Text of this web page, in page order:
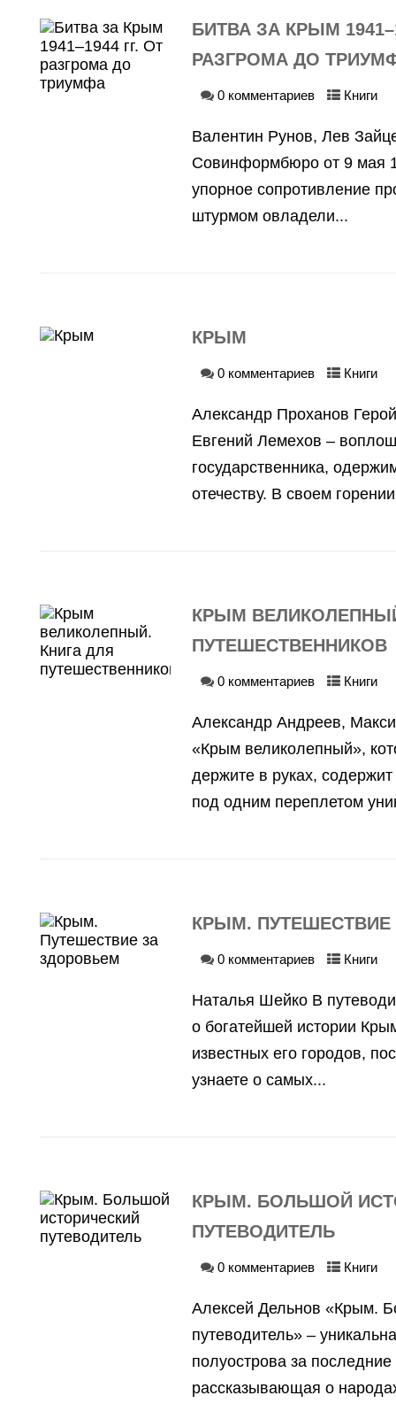
БИТВА ЗА КРЫМ
РАЗГРОМА ДО
0 комментариев Книги
Валентин Рунов, Лев
Совинформбюро от 9 мая
упорное сопротивление
штурмом овладели...
КРЫМ
0 комментариев Книги
Александр Проханов
Евгений Лемехов –
государственника,
отечеству. В своем
КРЫМ
ПУТЕШЕСТВЕННИКОВ
0 комментариев Книги
Александр Андреев,
«Крым великолепный»,
держите в руках,
под одним переплетом
КРЫМ.
0 комментариев Книги
Наталья Шейко В
о богатейшей истории
известных его городов,
узнаете о самых...
КРЫМ. БОЛЬШОЙ
ПУТЕВОДИТЕЛЬ
0 комментариев Книги
Алексей Дельнов «Крым.
путеводитель» –
полуострова за последние
рассказывающая о